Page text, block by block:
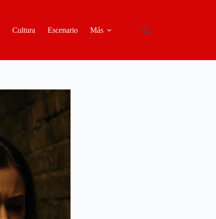
Cultura Escenario Más